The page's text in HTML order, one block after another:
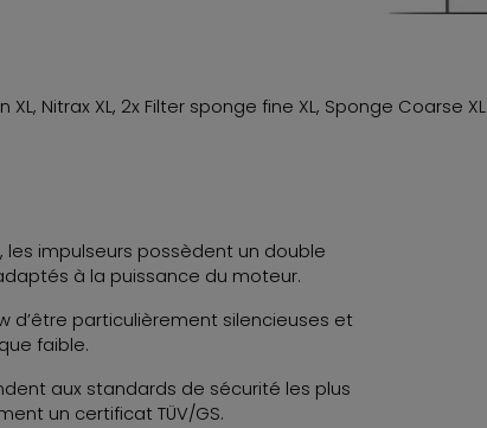
XL, Nitrax XL, 2x Filter sponge fine XL, Sponge Coarse XL
impulseurs possèdent un double
à la puissance du moteur.
d’être particulièrement silencieuses et
faible.
aux standards de sécurité les plus
un certificat TÜV/GS.